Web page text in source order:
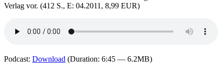
Verlag vor. (412 S., E: 04.2011, 8,99 EUR)
Podcast: Download (Duration: 6:45 — 6.2MB)